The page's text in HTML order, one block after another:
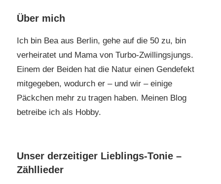
Über mich
Ich bin Bea aus Berlin, gehe auf die 50 zu, bin
verheiratet und Mama von Turbo-Zwillingsjungs.
Einem der Beiden hat die Natur einen Gendefekt
mitgegeben, wodurch er – und wir – einige
Päckchen mehr zu tragen haben. Meinen Blog
betreibe ich als Hobby.
Unser derzeitiger Lieblings-Tonie –
Zähllieder